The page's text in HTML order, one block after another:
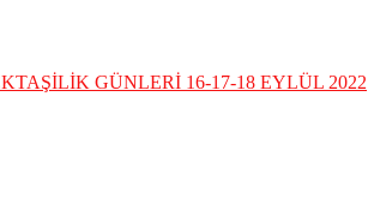
GÜNLERİ 16-17-18 EYLÜL 2022